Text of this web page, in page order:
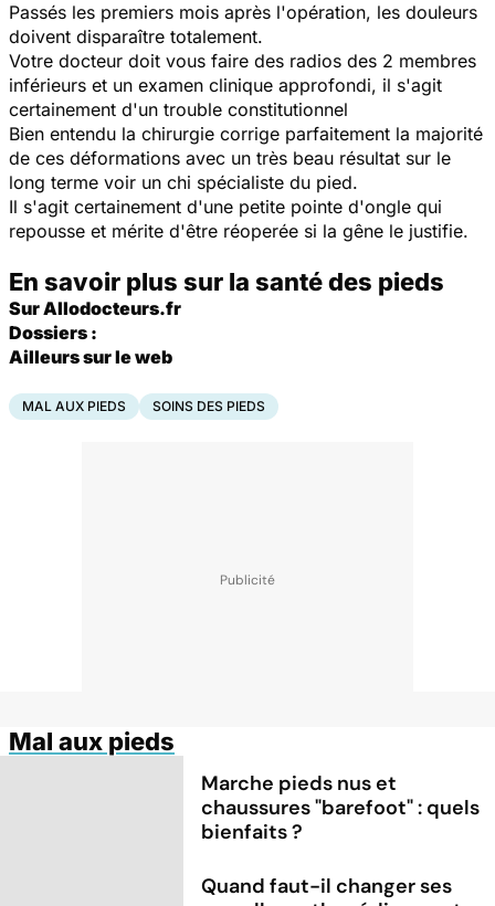
Passés les premiers mois après l'opération, les douleurs
doivent disparaître totalement.
Votre docteur doit vous faire des radios des 2 membres
inférieurs et un examen clinique approfondi, il s'agit
certainement d'un trouble constitutionnel
Bien entendu la chirurgie corrige parfaitement la majorité
de ces déformations avec un très beau résultat sur le
long terme voir un chi spécialiste du pied.
Il s'agit certainement d'une petite pointe d'ongle qui
repousse et mérite d'être réoperée si la gêne le justifie.
En savoir plus sur la santé des pieds
Sur Allodocteurs.fr
Dossiers :
Ailleurs sur le web
MAL AUX PIEDS SOINS DES PIEDS
Mal aux pieds
Marche pieds nus et
chaussures "barefoot" : quels
bienfaits ?
Quand faut-il changer ses